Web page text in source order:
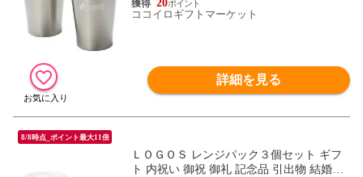
20
ココイロギフトマーケット
詳細を見る
8/8時点_ポイント最大11倍
ＬＯＧＯＳ レンジパック３個セット ギフ
ト 内祝い 御祝 御礼 記念品 引出物 結婚式